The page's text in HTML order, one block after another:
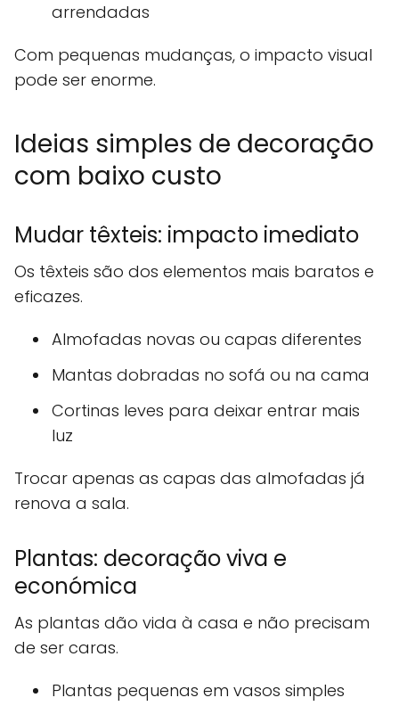
arrendadas
Com pequenas mudanças, o impacto visual
pode ser enorme.
Ideias simples de decoração
com baixo custo
Mudar têxteis: impacto imediato
Os têxteis são dos elementos mais baratos e
eficazes.
Almofadas novas ou capas diferentes
Mantas dobradas no sofá ou na cama
Cortinas leves para deixar entrar mais
luz
Trocar apenas as capas das almofadas já
renova a sala.
Plantas: decoração viva e
económica
As plantas dão vida à casa e não precisam
de ser caras.
Plantas pequenas em vasos simples